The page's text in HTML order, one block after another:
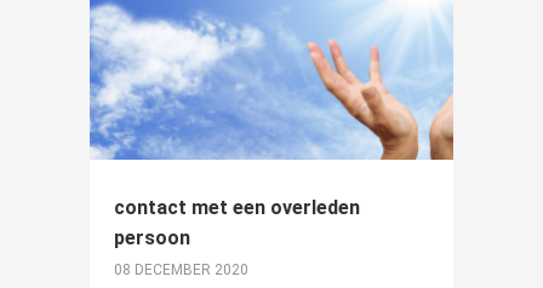
contact met een overleden
persoon
08 DECEMBER 2020